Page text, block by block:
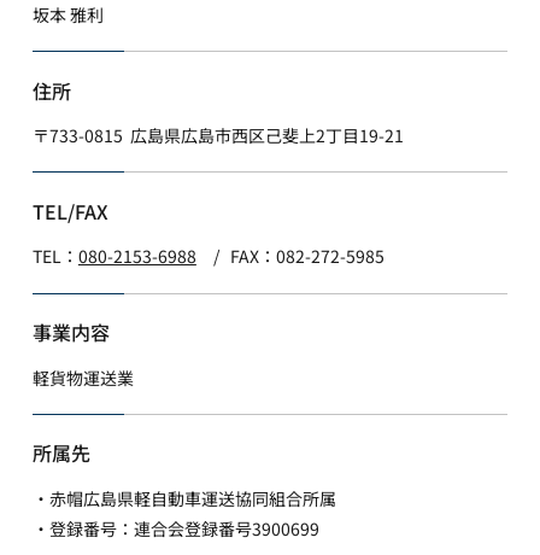
に認められる範囲内において変更することがあり、変更
4. 個人情報利用の制限
当社は、個人情報保護法その他の法令により許容される
場合を除き、本人の同意を得ず利用目的の達成に必要な
範囲を超えて個人情報を取り扱いません。但し次の場合
はこの限りではありません。
人の生命、身体又は財産の保護のために必要がある場合
であって、本人の同意を得ることが困難であるとき
公衆衛生の向上又は児童の健全な育成の推進のために特
に必要がある場合であって、本人の同意を得ることが困
難であるとき
要がある場合であって、本人の同意を得ることにより当
該事務の遂行に支障を及ぼすおそれがあるとき
学術研究機関等に個人データを提供する場合であって、
当該学術研究機関等が当該個人データを学術研究目的で
坂本 雅利
​住所
〒733-0815 広島県広島市西区己斐上2丁目19-21
TEL/FAX
TEL： 080-2153-6988 / FAX：082-272-5985
事業内容
軽貨物運送業
所属先
・赤帽広島県軽自動車運送協同組合所属
・登録番号：連合会登録番号3900699